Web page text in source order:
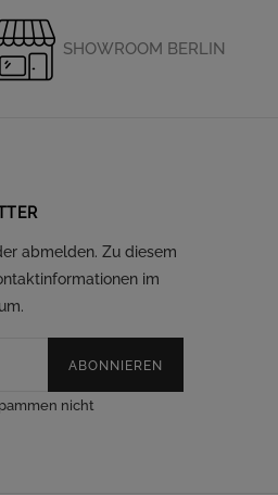
SHOWROOM BERLIN
abmelden. Zu diesem
im
ABONNIEREN
nicht